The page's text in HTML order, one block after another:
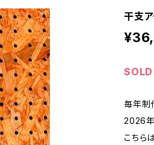
干支ア
毎年制
2026年
こちら